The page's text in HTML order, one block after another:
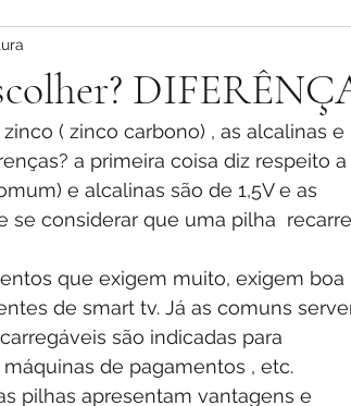
a primeira coisa diz respeito a
e alcalinas são de 1,5V e as
se considerar que uma pilha
de smart tv. Já as comuns
são indicadas para
de pagamentos , etc.